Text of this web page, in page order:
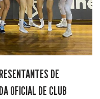
DE
OFICIAL DE CLUB